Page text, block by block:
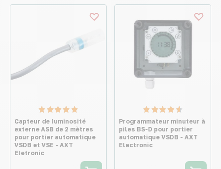
Capteur de luminosité
externe ASB de 2 mètres
pour portier automatique
VSDB et VSE - AXT
Eletronic
Programmateur minuteur à
piles BS-D pour portier
automatique VSDB - AXT
Electronic